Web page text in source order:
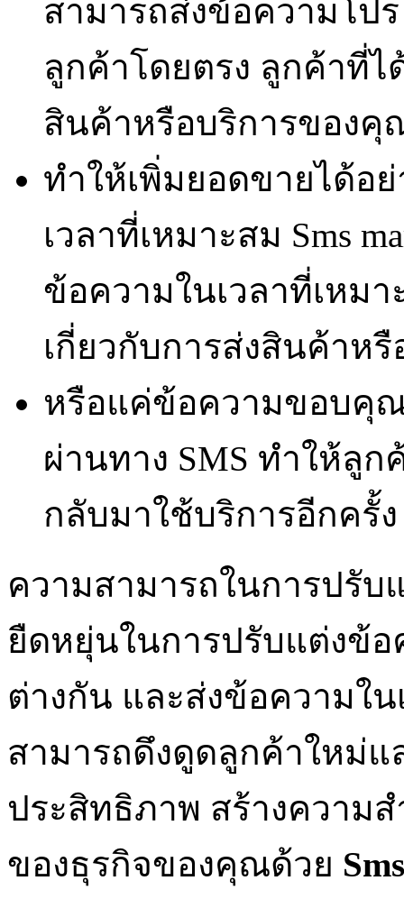
สามารถส่งข้อความโป
ลูกค้าโดยตรง ลูกค้าที่
สินค้าหรือบริการของคุ
ทำให้เพิ่มยอดขายได้อ
เวลาที่เหมาะสม Sms
ข้อความในเวลาที่เหมา
เกี่ยวกับการส่งสินค้าหรื
หรือแค่ข้อความขอบคุ
ผ่านทาง SMS ทำให้ลู
กลับมาใช้บริการอีกครั้ง
ความสามารถในการปรับ
ยืดหยุ่นในการปรับแต่งข้
ต่างกัน และส่งข้อความใ
สามารถดึงดูดลูกค้าใหม่แ
ประสิทธิภาพ สร้างความส
ของธุรกิจของคุณด้วย